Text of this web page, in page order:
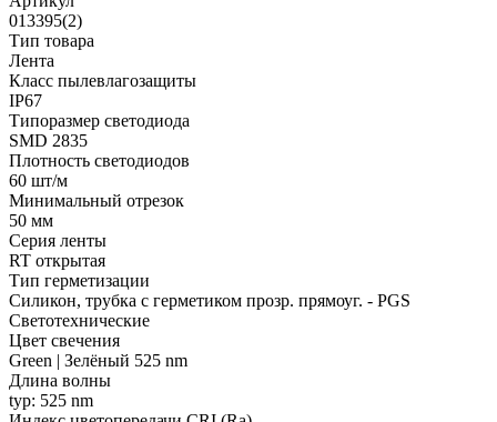
013395(2)
Тип товара
Лента
Класс пылевлагозащиты
IP67
Типоразмер светодиода
SMD 2835
Плотность светодиодов
60 шт/м
Минимальный отрезок
50 мм
Серия ленты
RT открытая
Тип герметизации
Силикон, трубка с герметиком прозр. прямоуг. - PGS
Светотехнические
Цвет свечения
Green | Зелёный 525 nm
Длина волны
typ: 525 nm